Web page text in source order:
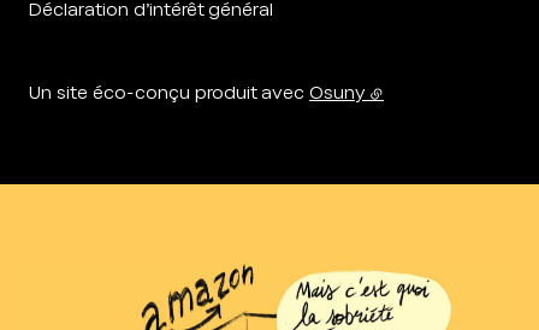
Déclaration d’intérêt général
Un site éco-conçu produit avec Osuny